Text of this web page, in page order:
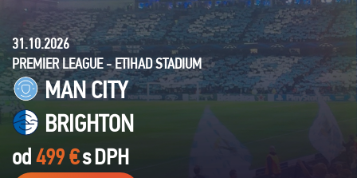
31.10.2026
PREMIER LEAGUE - ETIHAD STADIUM
MAN CITY
BRIGHTON
od499 €sDPH